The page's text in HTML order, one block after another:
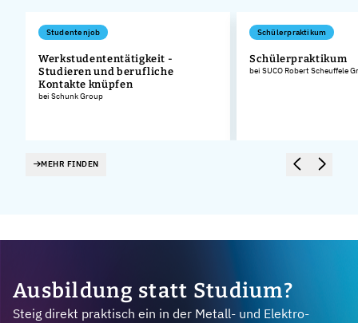
Studentenjob
Werkstudententätigkeit -
Studieren und berufliche
Kontakte knüpfen
bei Schunk Group
Schülerpraktikum
Schülerpraktikum
bei SUCO Robert Scheuffele
MEHR FINDEN
Ausbildung statt Studium?
Steig direkt praktisch ein in der Metall- und Elektro-